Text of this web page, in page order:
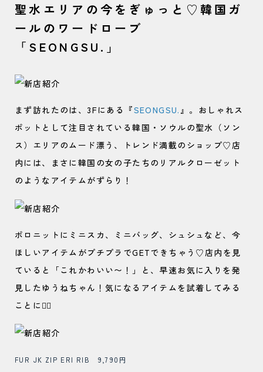
聖水エリアの今をぎゅっと♡韓国ガ
ールのワードローブ
「SEONGSU.」
まず訪れたのは、3Fにある『SEONGSU. 』。おしゃれス
ポットとして注目されている韓国・ソウルの聖水（ソン
ス）エリアのムード漂う、トレンド満載のショップ♡店
内には、まさに韓国の女の子たちのリアルクローゼット
のようなアイテムがずらり！
ポロニットにミニスカ、ミニバッグ、シュシュなど、今
ほしいアイテムがプチプラでGETできちゃう♡店内を見
ていると「これかわいい〜！」と、早速お気に入りを発
見したゆうねちゃん！気になるアイテムを試着してみる
ことに🙆‍♀️
FUR JK ZIP ERI RIB 9,790円